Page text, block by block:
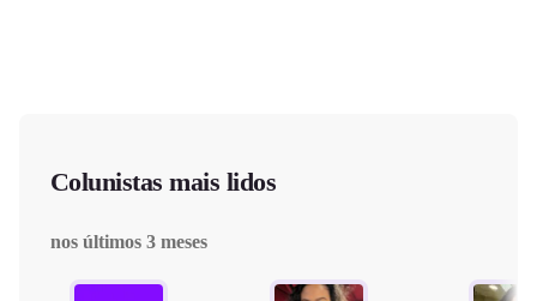
Colunistas mais lidos
nos últimos 3 meses